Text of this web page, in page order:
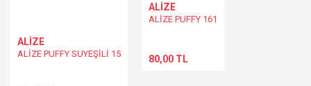
ALİZE
ALİZE PUFFY SUYEŞİLİ 15
ALİZE
ALİZE PUFFY 161
80,00 TL